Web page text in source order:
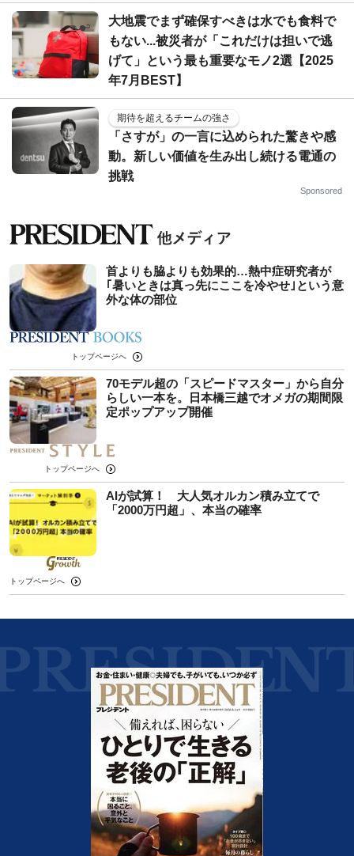
大地震でまず確保すべきは水でも食料で
もない...被災者が「これだけは担いで逃
げて」という最も重要なモノ2選【2025
年7月BEST】
期待を超えるチームの強さ
「さすが」の一言に込められた驚きや感
動。新しい価値を生み出し続ける電通の
挑戦
Sponsored
首よりも脇よりも効果的…熱中症研究者が
｢暑いときは真っ先にここを冷やせ｣という意
外な体の部位
トップページへ
70モデル超の「スピードマスター」から自分
らしい一本を。日本橋三越でオメガの期間限
定ポップアップ開催
トップページへ
AIが試算！ 大人気オルカン積み立てで
「2000万円超」、本当の確率
トップページへ